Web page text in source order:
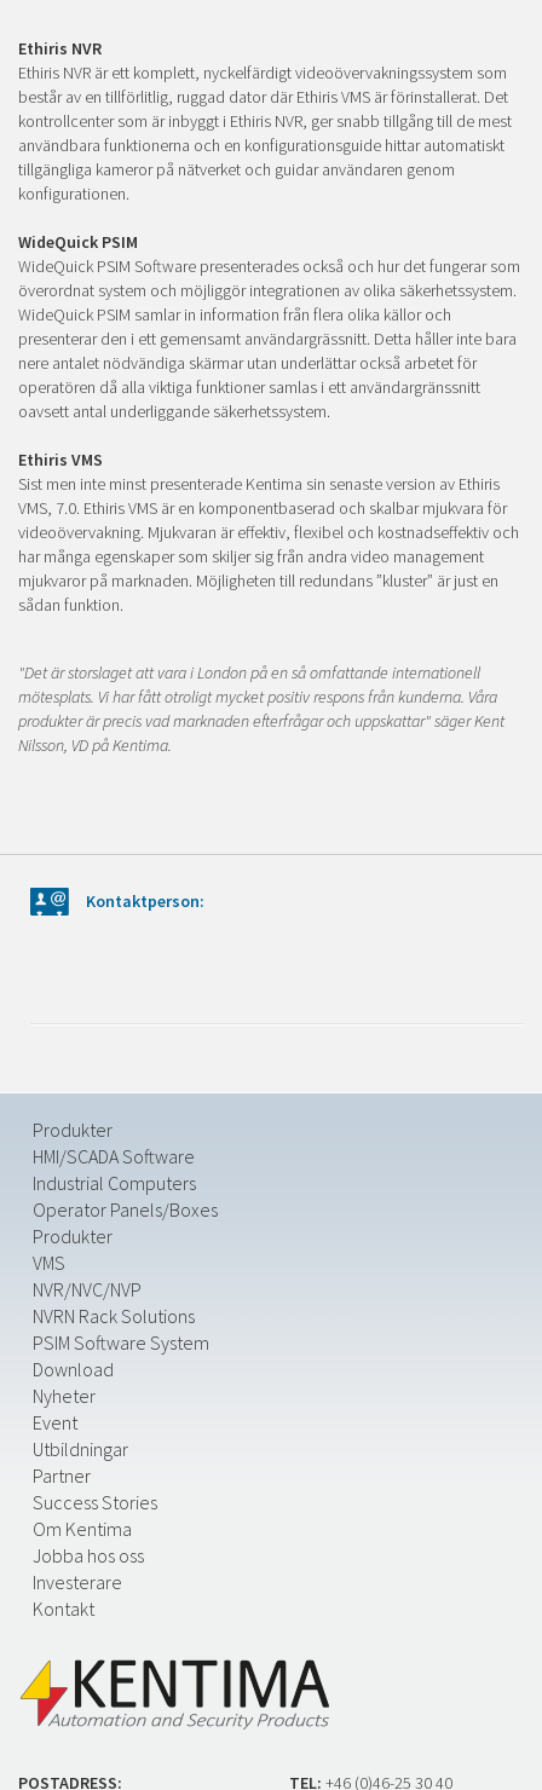
Ethiris NVR
Ethiris NVR är ett komplett, nyckelfärdigt videoövervakningssystem som
består av en tillförlitlig, ruggad dator där Ethiris VMS är förinstallerat. Det
kontrollcenter som är inbyggt i Ethiris NVR, ger snabb tillgång till de mest
användbara funktionerna och en konfigurationsguide hittar automatiskt
tillgängliga kameror på nätverket och guidar användaren genom
konfigurationen.
WideQuick PSIM
WideQuick PSIM Software presenterades också och hur det fungerar som
överordnat system och möjliggör integrationen av olika säkerhetssystem.
WideQuick PSIM samlar in information från flera olika källor och
presenterar den i ett gemensamt användargrässnitt. Detta håller inte bara
nere antalet nödvändiga skärmar utan underlättar också arbetet för
operatören då alla viktiga funktioner samlas i ett användargränssnitt
oavsett antal underliggande säkerhetssystem.
Ethiris VMS
Sist men inte minst presenterade Kentima sin senaste version av Ethiris
VMS, 7.0. Ethiris VMS är en komponentbaserad och skalbar mjukvara för
videoövervakning. Mjukvaran är effektiv, flexibel och kostnadseffektiv och
har många egenskaper som skiljer sig från andra video management
mjukvaror på marknaden. Möjligheten till redundans ”kluster” är just en
sådan funktion.
"Det är storslaget att vara i London på en så omfattande internationell
mötesplats. Vi har fått otroligt mycket positiv respons från kunderna. Våra
produkter är precis vad marknaden efterfrågar och uppskattar" säger Kent
Nilsson, VD på Kentima.
Kontaktperson:
Produkter
HMI/SCADA Software
Industrial Computers
Operator Panels/Boxes
Produkter
VMS
NVR/NVC/NVP
NVRN Rack Solutions
PSIM Software System
Download
Nyheter
Event
Utbildningar
Partner
Success Stories
Om Kentima
Jobba hos oss
Investerare
Kontakt
POSTADRESS: TEL: +46 (0)46-25 30 40